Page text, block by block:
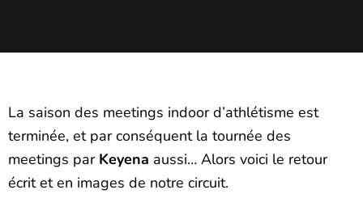
La saison des meetings indoor d’athlétisme est
terminée, et par conséquent la tournée des
meetings par Keyena aussi… Alors voici le retour
écrit et en images de notre circuit.